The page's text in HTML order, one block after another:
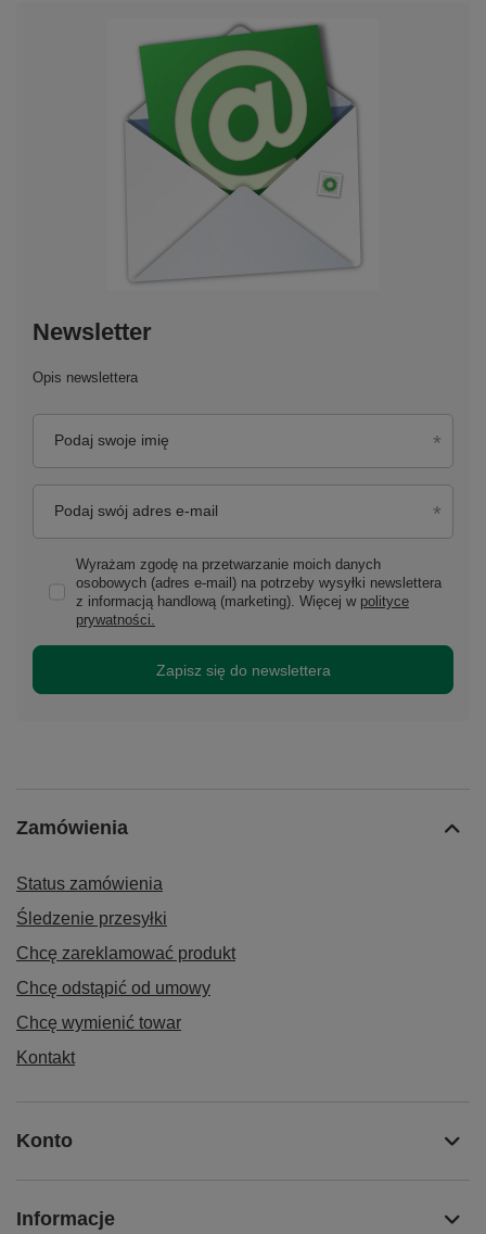
Newsletter
Opis newslettera
Podaj swoje imię
Podaj swój adres e-mail
Wyrażam zgodę na przetwarzanie moich danych
osobowych (adres e-mail) na potrzeby wysyłki newslettera
z informacją handlową (marketing). Więcej w polityce
prywatności.
Zapisz się do newslettera
Zamówienia
Status zamówienia
Śledzenie przesyłki
Chcę zareklamować produkt
Chcę odstąpić od umowy
Chcę wymienić towar
Kontakt
Konto
Informacje